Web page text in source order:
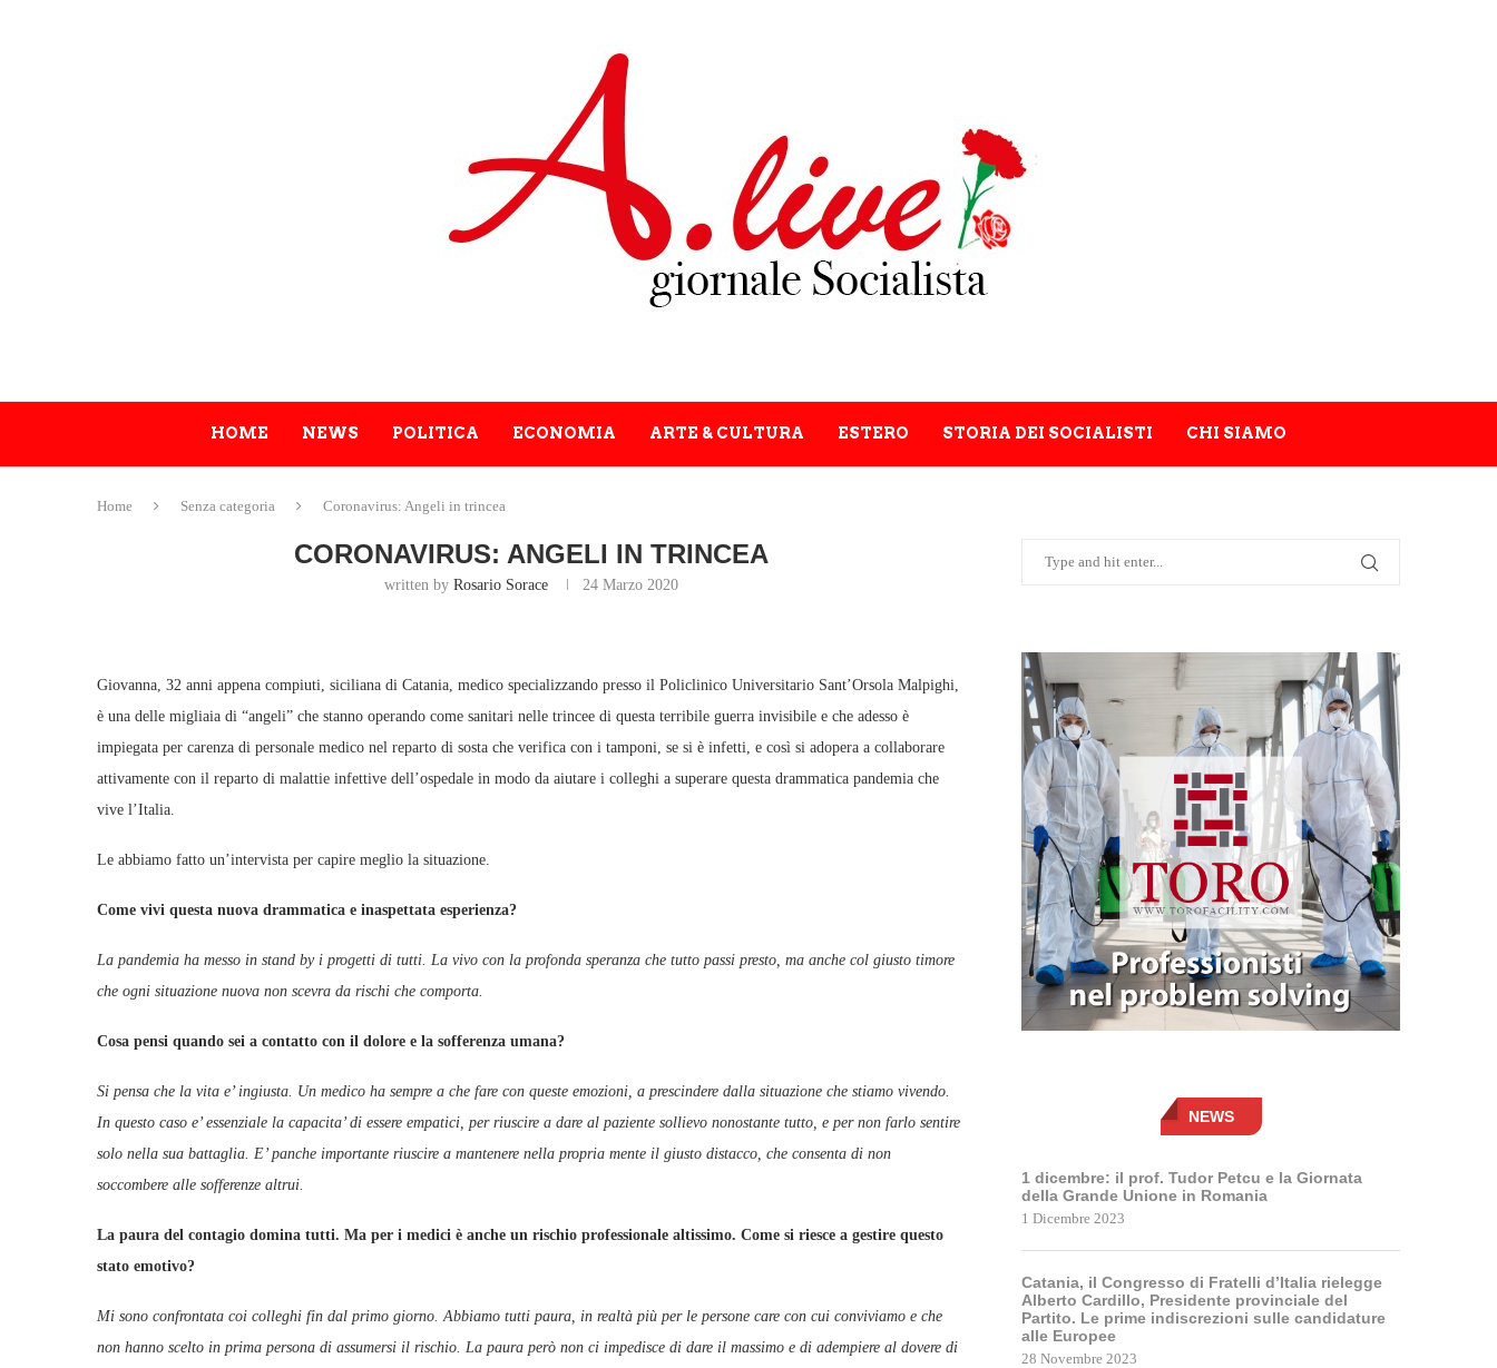
HOME NEWS POLITICA ECONOMIA ARTE & CULTURA ESTERO STORIA DEI SOCIALISTI CHI SIAMO
Home Senza categoria Coronavirus: Angeli in trincea
CORONAVIRUS: ANGELI IN TRINCEA
written by Rosario Sorace 24 Marzo 2020
Giovanna, 32 anni appena compiuti, siciliana di Catania, medico specializzando presso il Policlinico Universitario Sant’Orsola Malpighi,
è una delle migliaia di “angeli” che stanno operando come sanitari nelle trincee di questa terribile guerra invisibile e che adesso è
impiegata per carenza di personale medico nel reparto di sosta che verifica con i tamponi, se si è infetti, e così si adopera a collaborare
attivamente con il reparto di malattie infettive dell’ospedale in modo da aiutare i colleghi a superare questa drammatica pandemia che
vive l’Italia.
Le abbiamo fatto un’intervista per capire meglio la situazione.
Come vivi questa nuova drammatica e inaspettata esperienza?
La pandemia ha messo in stand by i progetti di tutti. La vivo con la profonda speranza che tutto passi presto, ma anche col giusto timore
che ogni situazione nuova non scevra da rischi che comporta.
Cosa pensi quando sei a contatto con il dolore e la sofferenza umana?
Si pensa che la vita e’ ingiusta. Un medico ha sempre a che fare con queste emozioni, a prescindere dalla situazione che stiamo vivendo.
In questo caso e’ essenziale la capacita’ di essere empatici, per riuscire a dare al paziente sollievo nonostante tutto, e per non farlo sentire
solo nella sua battaglia. E’ panche importante riuscire a mantenere nella propria mente il giusto distacco, che consenta di non
soccombere alle sofferenze altrui.
La paura del contagio domina tutti. Ma per i medici è anche un rischio professionale altissimo. Come si riesce a gestire questo
stato emotivo?
Mi sono confrontata coi colleghi fin dal primo giorno. Abbiamo tutti paura, in realtà più per le persone care con cui conviviamo e che
non hanno scelto in prima persona di assumersi il rischio. La paura però non ci impedisce di dare il massimo e di adempiere al dovere di
NEWS
1 dicembre: il prof. Tudor Petcu e la Giornata
della Grande Unione in Romania
1 Dicembre 2023
Catania, il Congresso di Fratelli d’Italia rielegge
Alberto Cardillo, Presidente provinciale del
Partito. Le prime indiscrezioni sulle candidature
alle Europee
28 Novembre 2023